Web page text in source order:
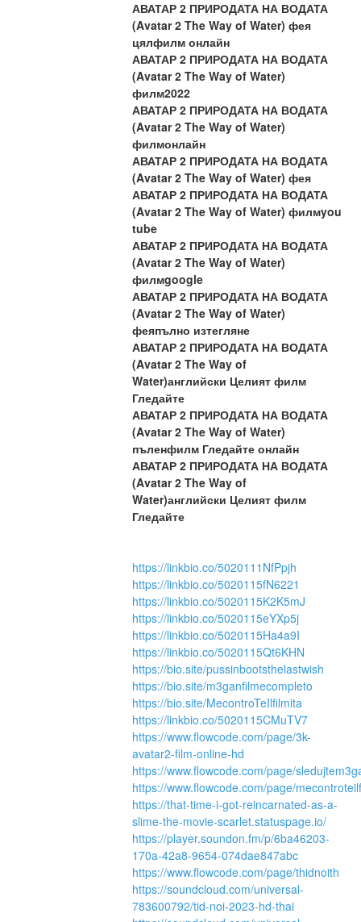
АВАТАР 2 ПРИРОДАТА НА ВОДАТА
(Avatar 2 The Way of Water) фея
цялфилм онлайн
АВАТАР 2 ПРИРОДАТА НА ВОДАТА
(Avatar 2 The Way of Water)
филм2022
АВАТАР 2 ПРИРОДАТА НА ВОДАТА
(Avatar 2 The Way of Water)
филмонлайн
АВАТАР 2 ПРИРОДАТА НА ВОДАТА
(Avatar 2 The Way of Water) фея
АВАТАР 2 ПРИРОДАТА НА ВОДАТА
(Avatar 2 The Way of Water) филмyou
tube
АВАТАР 2 ПРИРОДАТА НА ВОДАТА
(Avatar 2 The Way of Water)
филмgoogle
АВАТАР 2 ПРИРОДАТА НА ВОДАТА
(Avatar 2 The Way of Water)
феяпълно изтегляне
АВАТАР 2 ПРИРОДАТА НА ВОДАТА
(Avatar 2 The Way of
Water)английски Целият филм
Гледайте
АВАТАР 2 ПРИРОДАТА НА ВОДАТА
(Avatar 2 The Way of Water)
пъленфилм Гледайте онлайн
АВАТАР 2 ПРИРОДАТА НА ВОДАТА
(Avatar 2 The Way of
Water)английски Целият филм
Гледайте
https://linkbio.co/5020111NfPpjh
https://linkbio.co/5020115fN6221
https://linkbio.co/5020115K2K5mJ
https://linkbio.co/5020115eYXp5j
https://linkbio.co/5020115Ha4a9I
https://linkbio.co/5020115Qt6KHN
https://bio.site/pussinbootsthelastwish
https://bio.site/m3ganfilmecompleto
https://bio.site/MecontroTeIlfilmita
https://linkbio.co/5020115CMuTV7
https://www.flowcode.com/page/3k-
avatar2-film-online-hd
https://www.flowcode.com/page/
https://www.flowcode.com/page/
https://that-time-i-got-reincarnated-as-a-
slime-the-movie-scarlet.statuspage.io/
https://player.soundon.fm/p/6ba46203-
170a-42a8-9654-074dae847abc
https://www.flowcode.com/page/thidnoith
https://soundcloud.com/universal-
783600792/tid-noi-2023-hd-thai